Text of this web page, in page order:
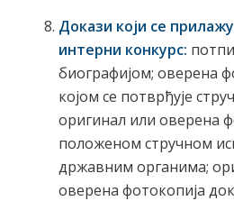
Докази који се
интерни конкурс:
биографијом; оверена
којом се потврђује
оригинал или оверена
положеном стручном
државним органима;
оверена фотокопија